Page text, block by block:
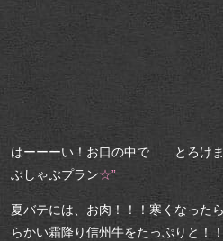
はーーーい！お口の中で… とろけ
ぶしゃぶプラン☆”
夏バテには、お肉！！！寒くなった
らかい霜降り信州牛をたっぷりと！！